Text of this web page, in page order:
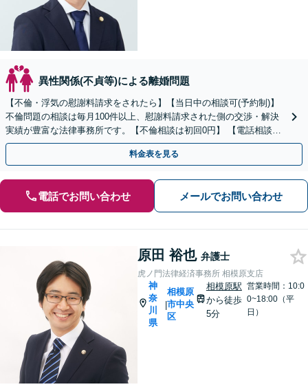
異性関係(不貞等)による離婚問題
【不倫・浮気の慰謝料請求をされたら】【当日中の相談可(予約制)】
不倫問題の相談は毎月100件以上、慰謝料請求された側の交渉・解決
実績が豊富な法律事務所です。【不倫相談は初回0円】 【電話相談で
ご契約まで対応可/来所不要】
料金表を見る
電話でお問い合わせ メールでお問い合わせ
原田 裕也 弁護士
虎ノ門法律経済事務所 相模原支店
神
奈
川
県
|
相模原
市中央
区
相模原駅
から徒歩
5分
営業時間：10:0
0~18:00（平
日）